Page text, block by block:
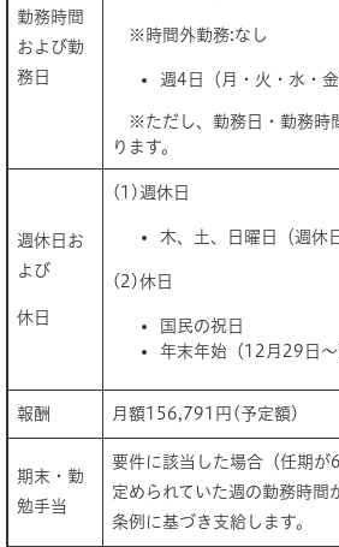
勤務時間
および勤
務日
※時間外勤務:なし
週4日（月・火・水・金
※ただし、勤務日・勤務時
ります。
週休日お
よび
休日
(1)週休日
木、土、日曜日（週休
(2)休日
国民の祝日
年末年始（12月29日～
報酬 月額156,791円(予定額)
期末・勤
勉手当
要件に該当した場合（任期が
定められていた週の勤務時間
条例に基づき支給します。